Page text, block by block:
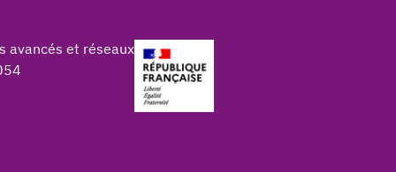
avancés et réseaux